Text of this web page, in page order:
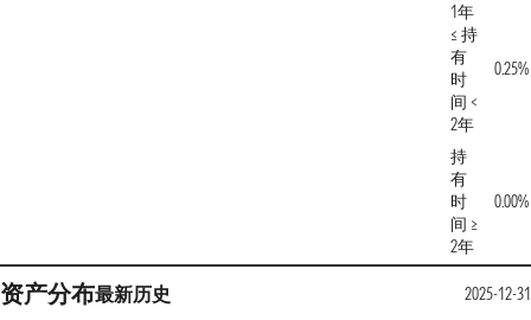
1年
≤ 持
有
时
间 <
2年
0.25%
持
有
时
间 ≥
2年
0.00%
资产分布最新历史 2025-12-31